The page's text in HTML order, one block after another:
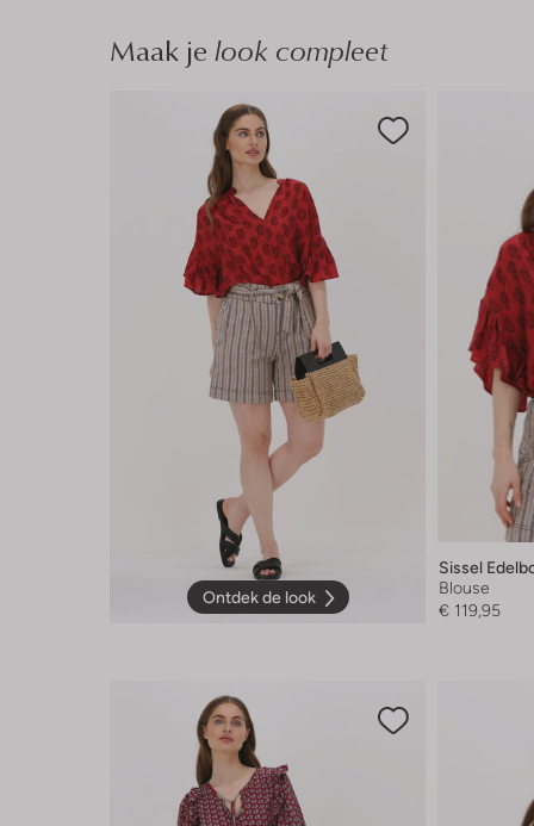
Maak je look compleet
Ontdek de look
Sissel
Blouse
€ 119,95